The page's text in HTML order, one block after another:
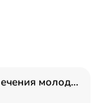
Эксперты обсудили механизмы привлечения молодых специалистов в промышленные города